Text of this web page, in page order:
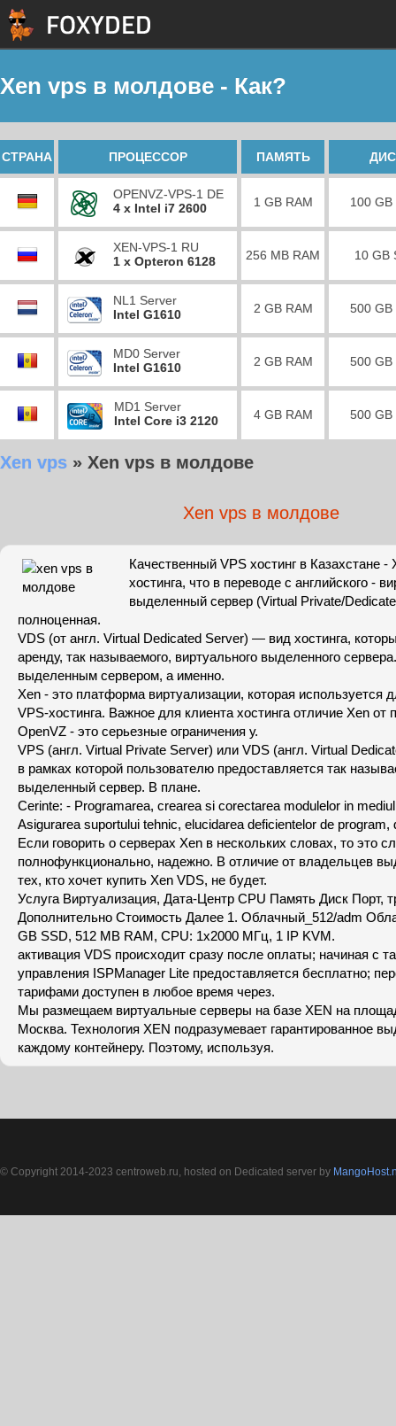
Xen vps в молдове - Как?
СТРАНА ПРОЦЕССОР ПАМЯТЬ
OPENVZ-VPS-1 DE
4 x Intel i7 2600
1 GB RAM 100 GB
XEN-VPS-1 RU
1 x Opteron 6128
256 MB RAM 10 GB
NL1 Server
Intel G1610
2 GB RAM 500 GB
MD0 Server
Intel G1610
2 GB RAM 500 GB
MD1 Server
Intel Core i3 2120
4 GB RAM 500 GB
Xen vps » Xen vps в молдове
Xen vps в молдове
Качественный VPS хостинг в Казахстане -
хостинга, что в переводе с английского -
выделенный сервер (Virtual Private/
полноценная.
VDS (от англ. Virtual Dedicated Server) — вид хостинга,
аренду, так называемого, виртуального выделенного
выделенным сервером, а именно.
Xen - это платформа виртуализации, которая используется
VPS-хостинга. Важное для клиента хостинга отличие Xen от
OpenVZ - это серьезные ограничения у.
VPS (англ. Virtual Private Server) или VDS (англ. Virtual
в рамках которой пользователю предоставляется так
выделенный сервер. В плане.
Cerinte: - Programarea, crearea si corectarea modulelor in
Asigurarea suportului tehnic, elucidarea deficientelor de program,
Если говорить о серверах Xen в нескольких словах, то это
полнофункционально, надежно. В отличие от владельцев
тех, кто хочет купить Xen VDS, не будет.
Услуга Виртуализация, Дата-Центр CPU Память Диск Порт,
Дополнительно Стоимость Далее 1. Облачный_512/adm
GB SSD, 512 MB RAM, CPU: 1x2000 МГц, 1 IP KVM.
активация VDS происходит сразу после оплаты; начиная с
управления ISPManager Lite предоставляется бесплатно;
тарифами доступен в любое время через.
Мы размещаем виртуальные серверы на базе XEN на
Москва. Технология XEN подразумевает гарантированное
каждому контейнеру. Поэтому, используя.
© Copyright 2014-2023 centroweb.ru, hosted on Dedicated server by